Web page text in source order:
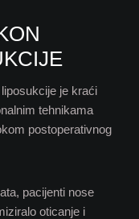
je kraći
tehnikama
postoperativnog
pacijenti nose
oticanje i